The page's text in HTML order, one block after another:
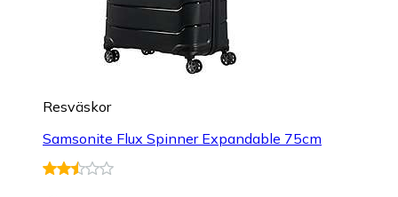
Resväskor
Samsonite Flux Spinner Expandable 75cm